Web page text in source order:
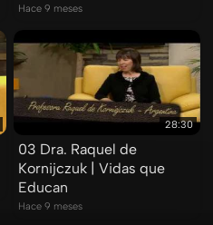
Hace 9 meses
28:30
03 Dra. Raquel de
Kornijczuk | Vidas que
Educan
Hace 9 meses